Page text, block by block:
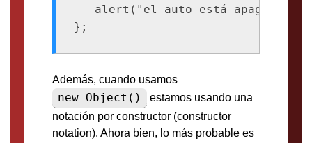
   alert("el auto está apagado");
};
Además, cuando usamos
new Object()
estamos usando una
notación por constructor (constructor
notation). Ahora bien, lo más probable es